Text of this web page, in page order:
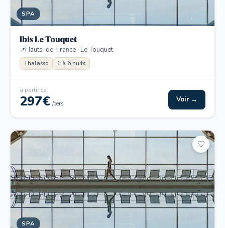
SPA
Ibis Le Touquet
Hauts-de-France · Le Touquet
Thalasso 1 à 6 nuits
à partir de
297€ /pers. Voir →
SPA
♡